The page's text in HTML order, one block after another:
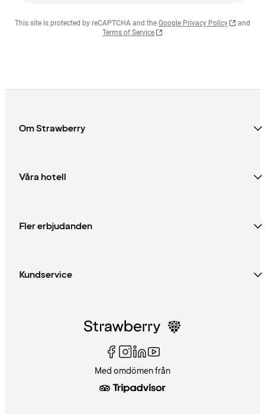
This site is protected by reCAPTCHA and the Google Privacy Policy
and
Terms of Service
Om Strawberry
Våra hotell
Fler erbjudanden
Kundservice
Med omdömen från